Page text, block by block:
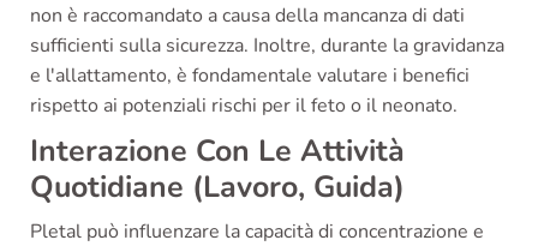
non è raccomandato a causa della mancanza di dati
sufficienti sulla sicurezza. Inoltre, durante la gravidanza
e l'allattamento, è fondamentale valutare i benefici
rispetto ai potenziali rischi per il feto o il neonato.
Interazione Con Le Attività
Quotidiane (Lavoro, Guida)
Pletal può influenzare la capacità di concentrazione e